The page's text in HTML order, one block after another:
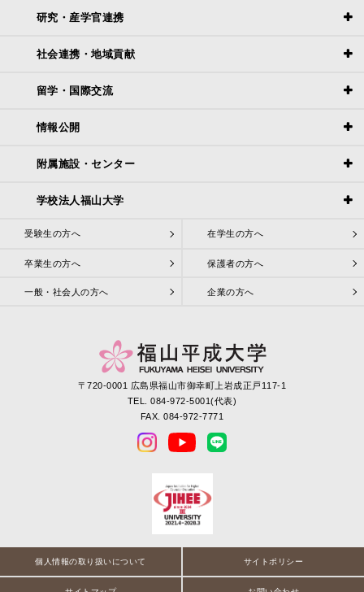
研究・産学官連携
社会連携・地域貢献
留学・国際交流
情報公開
附属施設・センター
学校法人福山大学
受験生の方へ 在学生の方へ
卒業生の方へ 保護者の方へ
一般・社会人の方へ 企業の方へ
〒720-0001 広島県福山市御幸町上岩成正戸117-1
TEL. 084-972-5001(代表)
FAX. 084-972-7771
個人情報の取り扱いについて サイトポリシー